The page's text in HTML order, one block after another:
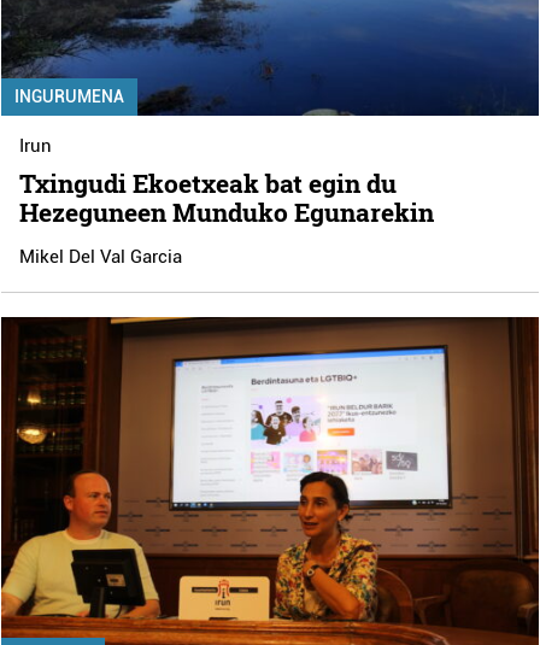
INGURUMENA
Irun
Txingudi Ekoetxeak bat egin du
Hezeguneen Munduko Egunarekin
Mikel Del Val Garcia